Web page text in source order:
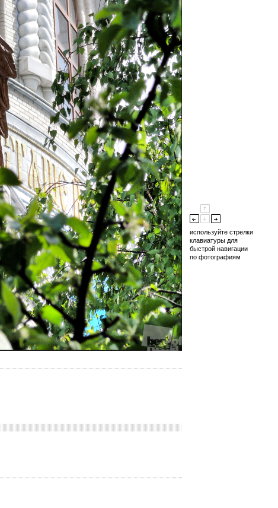
используйте стрелки
клавиатуры для
быстрой навигации
по фотографиям